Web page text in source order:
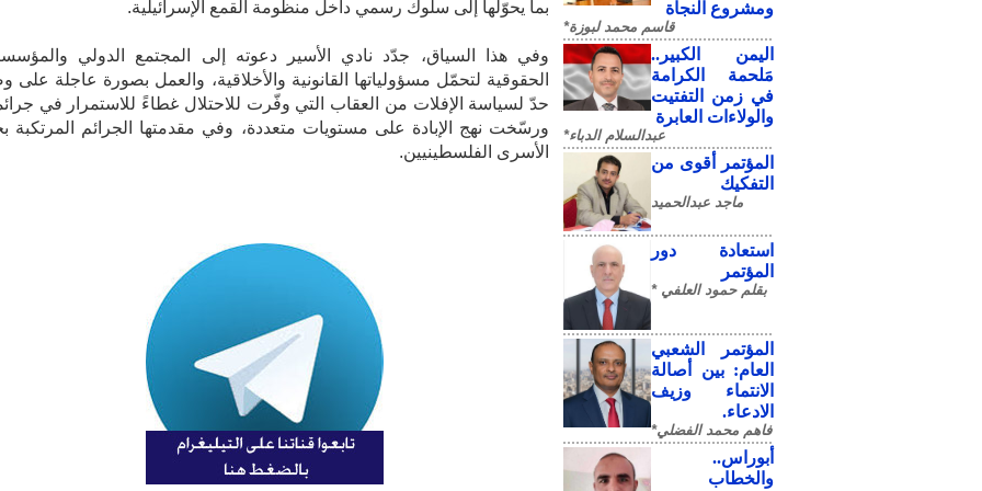
ومشروع النجاة
قاسم محمد لبوزة*
​اليمن الكبير..
مَلحمة الكرامة
في زمن التفتيت
والولاءات العابرة
عبدالسلام الدباء*
المؤتمر أقوى من
التفكيك
ماجد عبدالحميد
استعادة دور
المؤتمر
بقلم حمود العلفي *
المؤتمر الشعبي
العام: بين أصالة
الانتماء وزيف
الادعاء.
فاهم محمد الفضلي*
أبوراس..
والخطاب
بما يحوّلها إلى سلوك رسمي داخل منظومة القمع الإسرائيلية.
وفي هذا السياق، جدّد نادي الأسير دعوته إلى المجتمع الدولي
الحقوقية لتحمّل مسؤولياتها القانونية والأخلاقية، والعمل بصورة عاجلة على
حدّ لسياسة الإفلات من العقاب التي وفّرت للاحتلال غطاءً للاستمرار في
ورسّخت نهج الإبادة على مستويات متعددة، وفي مقدمتها الجرائم المرتكبة
الأسرى الفلسطينيين.